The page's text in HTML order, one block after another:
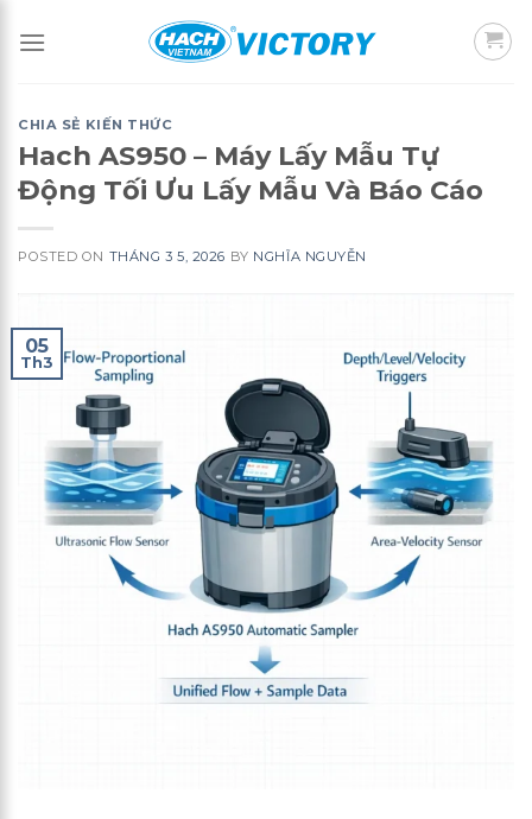
CHIA SẺ KIẾN THỨC
Hach AS950 – Máy Lấy Mẫu Tự
Động Tối Ưu Lấy Mẫu Và Báo Cáo
POSTED ON THÁNG 3 5, 2026 BY NGHĨA NGUYỄN
05
Th3